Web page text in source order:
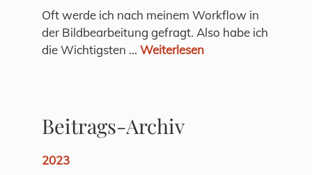
Oft werde ich nach meinem Workflow in
der Bildbearbeitung gefragt. Also habe ich
die Wichtigsten ... Weiterlesen
Beitrags-Archiv
2023